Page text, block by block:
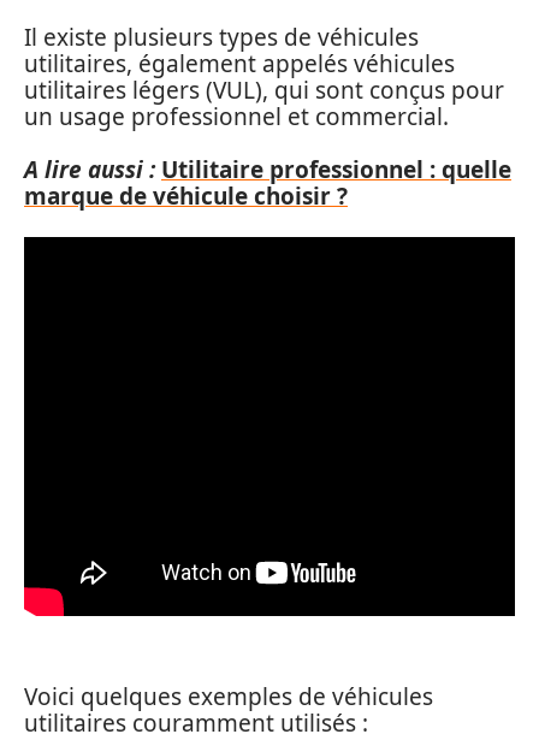
Il existe plusieurs types de véhicules
utilitaires, également appelés véhicules
utilitaires légers (VUL), qui sont conçus pour
un usage professionnel et commercial.
A lire aussi : Utilitaire professionnel : quelle
marque de véhicule choisir ?
Voici quelques exemples de véhicules
utilitaires couramment utilisés :